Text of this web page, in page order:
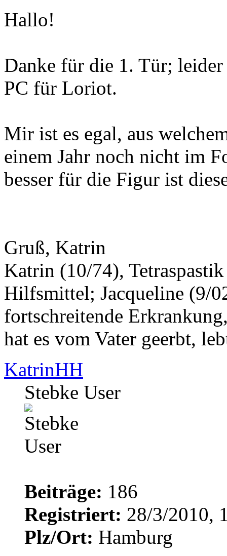
Hallo!
Danke für die 1. Tür;
PC für Loriot.
Mir ist es egal, aus
einem Jahr noch nicht im
besser für die Figur ist
Gruß, Katrin
Katrin (10/74),
Hilfsmittel; Jacqueline (9/
fortschreitende
hat es vom Vater geerbt,
KatrinHH
Stebke User
Beiträge: 186
Registriert: 28/3/2010,
Plz/Ort: Hamburg